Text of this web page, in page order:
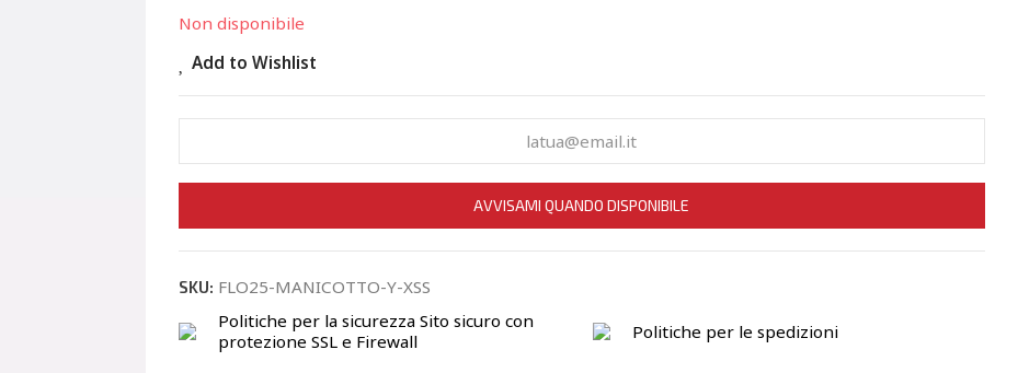
Non disponibile
Add to Wishlist
AVVISAMI QUANDO DISPONIBILE
SKU: FLO25-MANICOTTO-Y-XSS
Politiche per la sicurezza Sito sicuro con
protezione SSL e Firewall
Politiche per le spedizioni